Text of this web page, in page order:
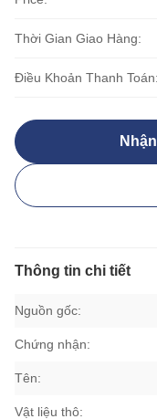
Thời Gian Giao Hàng:
Điều Khoản Thanh Toán:
Thông tin chi tiết
Nguồn gốc:
Chứng nhận:
Tên:
Vật liệu thô: